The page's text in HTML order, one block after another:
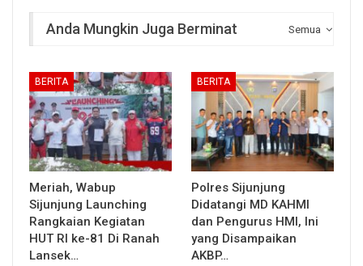
Semua
Anda Mungkin Juga Berminat
BERITA
Meriah, Wabup
Sijunjung Launching
Rangkaian Kegiatan
HUT RI ke-81 Di Ranah
Lansek…
BERITA
Polres Sijunjung
Didatangi MD KAHMI
dan Pengurus HMI, Ini
yang Disampaikan
AKBP…